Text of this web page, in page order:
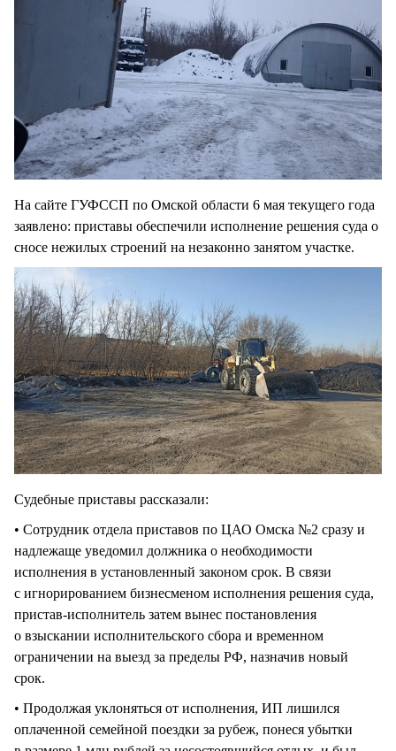
На сайте ГУФССП по Омской области 6 мая текущего года
заявлено: приставы обеспечили исполнение решения суда о
сносе нежилых строений на незаконно занятом участке.
Судебные приставы рассказали:
• Сотрудник отдела приставов по ЦАО Омска №2 сразу и
надлежаще уведомил должника о необходимости
исполнения в установленный законом срок. В связи
с игнорированием бизнесменом исполнения решения суда,
пристав-исполнитель затем вынес постановления
о взыскании исполнительского сбора и временном
ограничении на выезд за пределы РФ, назначив новый
срок.
• Продолжая уклоняться от исполнения, ИП лишился
оплаченной семейной поездки за рубеж, понеся убытки